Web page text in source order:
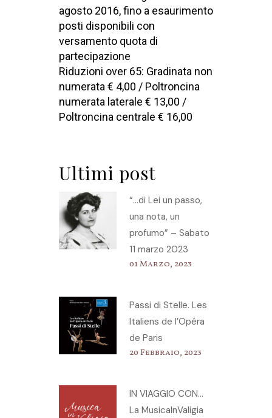
agosto 2016, fino a esaurimento
posti disponibili con
versamento quota di
partecipazione
Riduzioni over 65: Gradinata non
numerata € 4,00 / Poltroncina
numerata laterale € 13,00 /
Poltroncina centrale € 16,00
Ultimi post
“…di Lei un passo,
una nota, un
profumo” – Sabato
11 marzo 2023
01 Marzo, 2023
Passi di Stelle. Les
Italiens de l’Opéra
de Paris
20 Febbraio, 2023
IN VIAGGIO CON…
La MusicaInValigia